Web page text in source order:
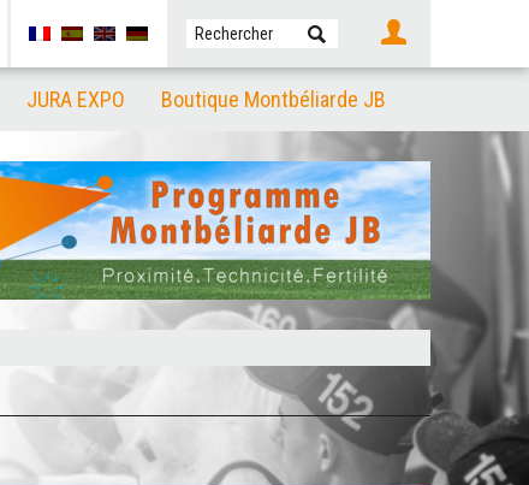
JURA EXPO Boutique Montbéliarde JB